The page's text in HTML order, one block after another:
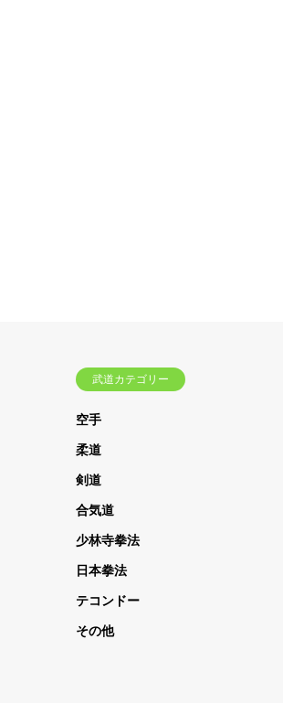
武道カテゴリー
空手
柔道
剣道
合気道
少林寺拳法
日本拳法
テコンドー
その他